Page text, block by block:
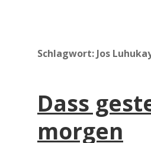
Schlagwort: Jos
Dass
morgen